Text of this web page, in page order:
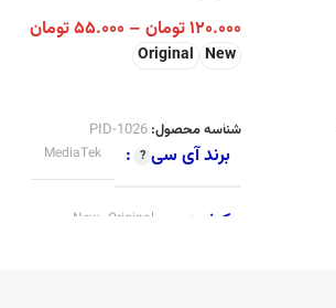
۱۲۰.۰۰۰تومان – ۵۵.۰۰۰تومان
New
Original
شناسه محصول: PID-1026
برند آی سی MediaTek
کیفیت New Original